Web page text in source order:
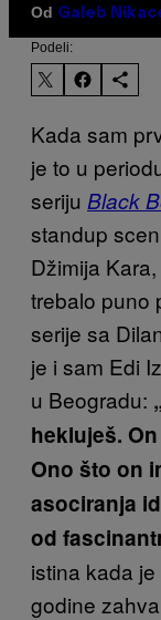
Od Galeb
Podeli:
Kada sam
je to u
seriju Black
standup
Džimija
trebalo puno
serije sa
je i sam Edi
u Beogradu:
hekluješ.
Ono što on
asociranja
od
istina kada
godine